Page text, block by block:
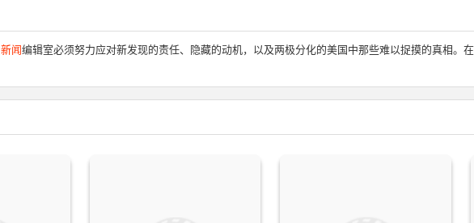
新闻编辑室必须努力应对新发现的责任、隐藏的动机，以及两极分化的美国中那些难以捉摸的真相。